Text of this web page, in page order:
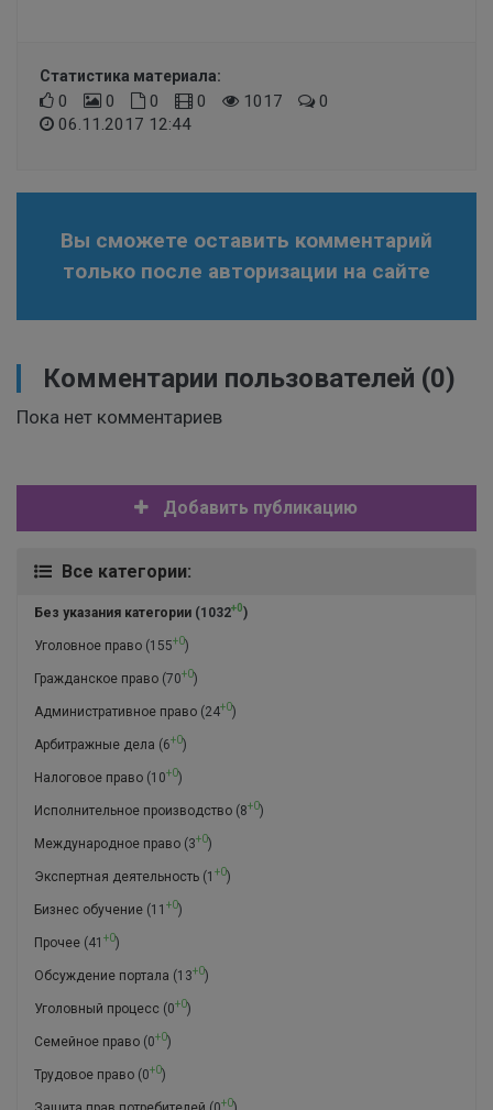
Статистика материала:
0 0 0 0 1017
0
06.11.2017 12:44
Вы сможете оставить комментарий
только после авторизации на сайте
Комментарии пользователей (0)
Пока нет комментариев
Добавить публикацию
Все категории:
Без указания категории (1032+0)
Уголовное право (155+0)
Гражданское право (70+0)
Административное право (24+0)
Арбитражные дела (6+0)
Налоговое право (10+0)
Исполнительное производство (8+0)
Международное право (3+0)
Экспертная деятельность (1 +0)
Бизнес обучение (11 +0)
Прочее (41 +0)
Обсуждение портала (13+0)
Уголовный процесс (0+0)
Семейное право (0+0)
Трудовое право (0+0)
+0